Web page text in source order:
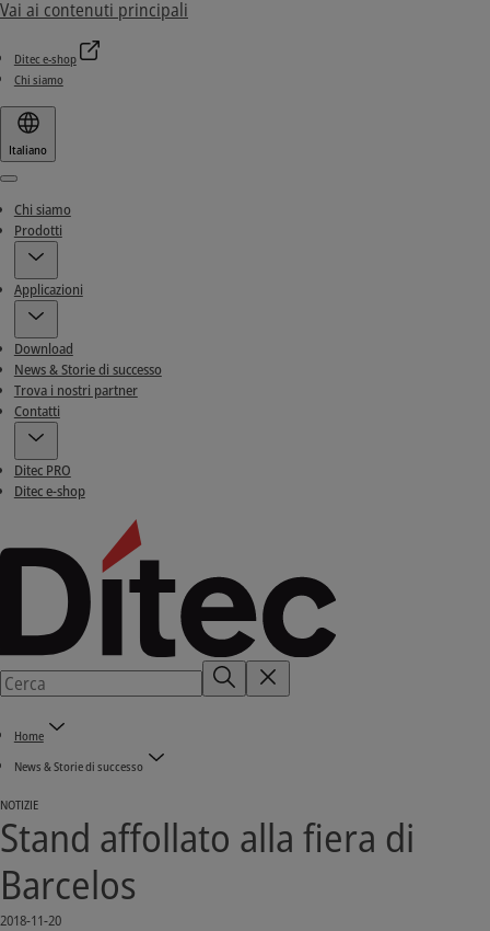
Vai ai contenuti principali
Ditec e-shop
Chi siamo
Italiano
Menu
Chi siamo
Prodotti
Applicazioni
Download
News & Storie di successo
Trova i nostri partner
Contatti
Ditec PRO
Ditec e-shop
Home
News & Storie di successo
NOTIZIE
Stand affollato alla fiera di
Barcelos
2018-11-20